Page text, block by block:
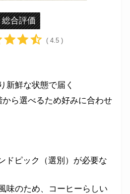
総合評価
( 4.5 )
新鮮な状態で届く
ら選べるため好みに合わせ
ドピック（選別）が必要な
味のため、コーヒーらしい